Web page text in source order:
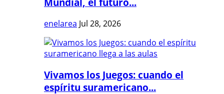
enelarea Jul 28, 2026
Vivamos los Juegos: cuando el
espíritu suramericano...